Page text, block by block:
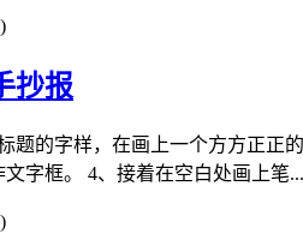
抄报
题的字样，在画上一个方方正正
字框。 4、接着在空白处画上笔...